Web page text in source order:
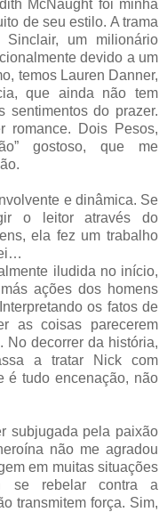
McNaught foi minha
de seu estilo. A trama
um milionário
devido a um
temos Lauren Danner,
que ainda não tem
sentimentos do prazer.
romance. Dois Pesos,
gostoso, que me
e dinâmica. Se
o leitor através do
ela fez um trabalho
iludida no início,
ações dos homens
os fatos de
as coisas parecerem
No decorrer da história,
a tratar Nick com
é tudo encenação, não
subjugada pela paixão
não me agradou
em muitas situações
se rebelar contra a
transmitem força. Sim,